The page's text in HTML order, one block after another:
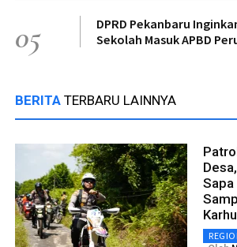
05
DPRD Pekanbaru
Sekolah Masuk APBD
BERITA TERBARU LAINNYA
Sapa